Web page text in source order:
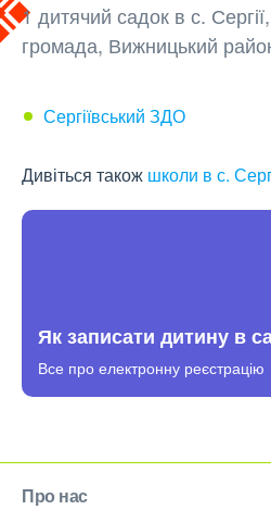
1 дитячий садок в с.
громада, Вижницький
Сергіївський ЗДО
Дивіться також школи в с.
Як записати дитину в
Все про електронну реєстрацію
Про нас